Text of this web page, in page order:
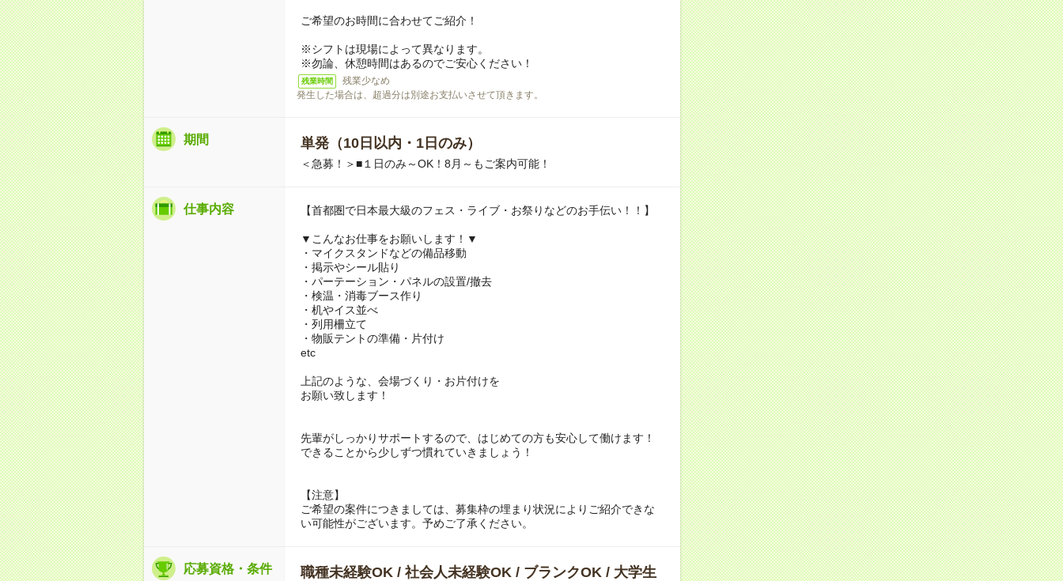
ご希望のお時間に合わせてご紹介！
※シフトは現場によって異なります。
※勿論、休憩時間はあるのでご安心ください！
残業時間
残業少なめ
発生した場合は、超過分は別途お支払いさせて頂きます。
期間 単発（10日以内・1日のみ）
＜急募！＞■１日のみ～OK！8月～もご案内可能！
仕事内容 【首都圏で日本最大級のフェス・ライブ・お祭りなどのお手伝い！！】
▼こんなお仕事をお願いします！▼
・マイクスタンドなどの備品移動
・掲示やシール貼り
・パーテーション・パネルの設置/撤去
・検温・消毒ブース作り
・机やイス並べ
・列用柵立て
・物販テントの準備・片付け
etc
上記のような、会場づくり・お片付けを
お願い致します！
先輩がしっかりサポートするので、はじめての方も安心して働けます！
できることから少しずつ慣れていきましょう！
【注意】
ご希望の案件につきましては、募集枠の埋まり状況によりご紹介できな
い可能性がございます。予めご了承ください。
応募資格・条件
職種未経験OK / 社会人未経験OK / ブランクOK / 大学生